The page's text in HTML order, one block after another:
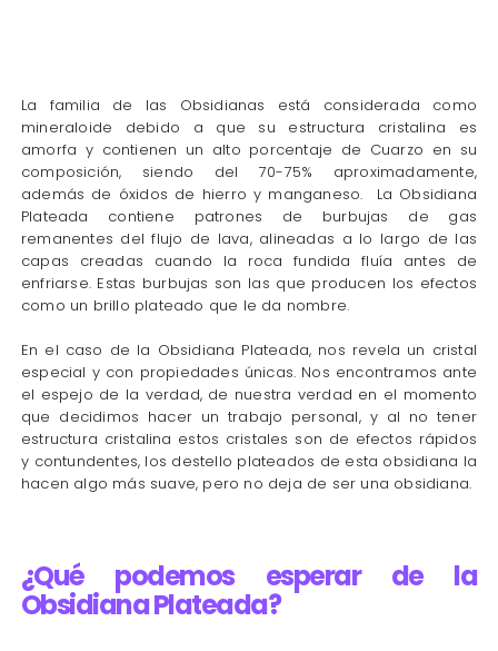
La familia de las Obsidianas está considerada como
mineraloide debido a que su estructura cristalina es
amorfa y contienen un alto porcentaje de Cuarzo en su
composición, siendo del 70-75% aproximadamente,
además de óxidos de hierro y manganeso. La Obsidiana
Plateada contiene patrones de burbujas de gas
remanentes del flujo de lava, alineadas a lo largo de las
capas creadas cuando la roca fundida fluía antes de
enfriarse. Estas burbujas son las que producen los efectos
como un brillo plateado que le da nombre.
En el caso de la Obsidiana Plateada, nos revela un cristal
especial y con propiedades únicas. Nos encontramos ante
el espejo de la verdad, de nuestra verdad en el momento
que decidimos hacer un trabajo personal, y al no tener
estructura cristalina estos cristales son de efectos rápidos
y contundentes, los destello plateados de esta obsidiana la
hacen algo más suave, pero no deja de ser una obsidiana.
¿Qué podemos esperar de la
Obsidiana Plateada?